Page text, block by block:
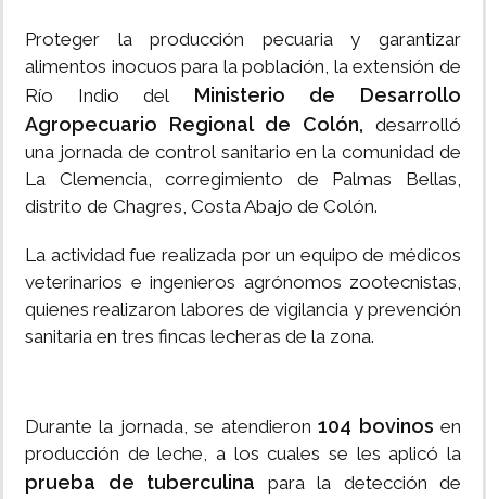
Proteger la producción pecuaria y garantizar
alimentos inocuos para la población, la extensión de
Río Indio del Ministerio de Desarrollo
Agropecuario Regional de Colón, desarrolló
una jornada de control sanitario en la comunidad de
La Clemencia, corregimiento de Palmas Bellas,
distrito de Chagres, Costa Abajo de Colón.
La actividad fue realizada por un equipo de médicos
veterinarios e ingenieros agrónomos zootecnistas,
quienes realizaron labores de vigilancia y prevención
sanitaria en tres fincas lecheras de la zona.
Durante la jornada, se atendieron104 bovinos en
producción de leche, a los cuales se les aplicó la
prueba de tuberculina para la detección de